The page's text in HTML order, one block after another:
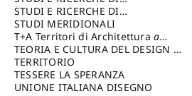
DELL’AMBIENTEa cura di: Migliari
Riccardo
di: Pelagatti Paola
ARCHITETTURA del Dipartimento
di Architettura Università degli
Studi G. d' Annunzio
STUDI E RICERCHE DI
ARCHITETTURA del Dipartimento
di Architettura Università degli
Studi G. d' Annunzio, Chieti-
Pescaraa cura di: Fusero Paolo
STUDI MERIDIONALI
T+A Territori di Architetturaa
cura di: Ramazzotti Luigi
TEORIA E CULTURA DEL DESIGN a
cura di: Furlanis Giuseppe
TERRITORIO
TESSERE LA SPERANZA
UNIONE ITALIANA DISEGNO